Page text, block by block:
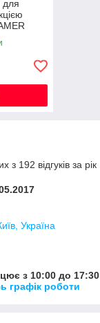
для
з 192 відгуків за рік
Україна
з 10:00 до 17:30
графік роботи